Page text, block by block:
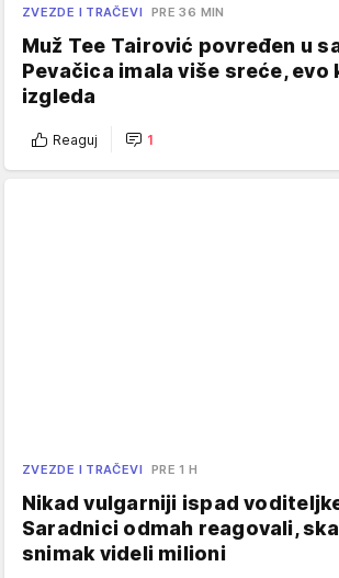
ZVEZDE I TRAČEVI PRE 36 MIN
Muž Tee Tairović povređen u
Pevačica imala više sreće, evo
izgleda
Reaguj 1
ZVEZDE I TRAČEVI PRE 1 H
Nikad vulgarniji ispad
Saradnici odmah reagovali,
snimak videli milioni